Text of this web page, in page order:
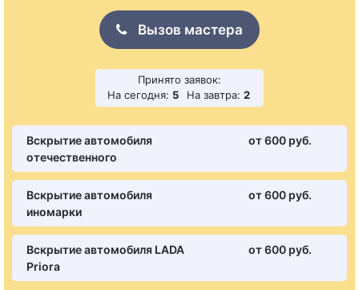
Вызов мастера
Принято заявок:
На сегодня: 5 На завтра: 2
Вскрытие автомобиля
отечественного
от 600 pуб.
Вскрытие автомобиля
иномарки
от 600 pуб.
Вскрытие автомобиля LADA
Priora
от 600 pуб.